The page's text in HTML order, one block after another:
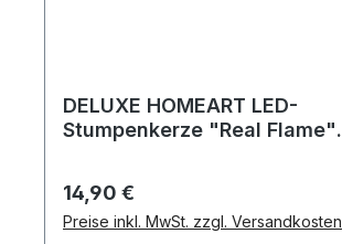
DELUXE HOMEART LED-
Stumpenkerze "Real Flame"
Regulärer Preis:
14,90 €
Preise inkl. MwSt. zzgl. Versandkosten